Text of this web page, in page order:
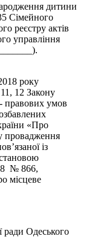
дитини
Сімейного
реєстру актів
управління
року
12 Закону
правових умов
«Про
провадження
із
№ 866,
місцеве
ради Одеського